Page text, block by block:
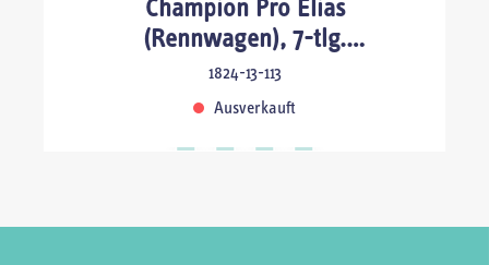
Champion Pro Elias
(Rennwagen), 7-tlg.
Schulranzenset
1824-13-113
Ausverkauft